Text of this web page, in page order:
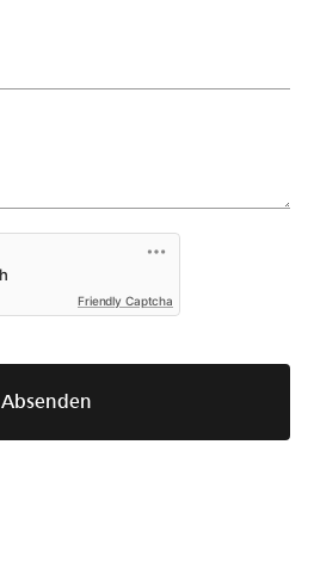
Friendly Captcha
Absenden